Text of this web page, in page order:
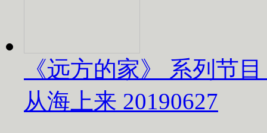
《远方的家》 系列节
从海上来 20190627